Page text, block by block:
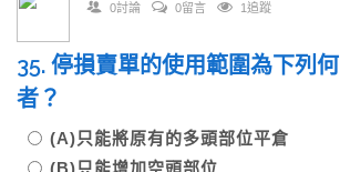
0討論 0留言 1追蹤
35. 停損賣單的使用範圍為下列何
者？
(A)只能將原有的多頭部位平倉
(B)只能增加空頭部位